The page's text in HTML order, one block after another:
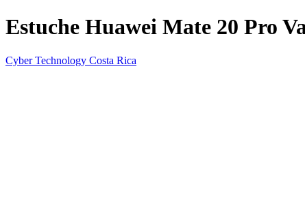
Estuche Huawei Mate 20 Pro
Cyber Technology Costa Rica